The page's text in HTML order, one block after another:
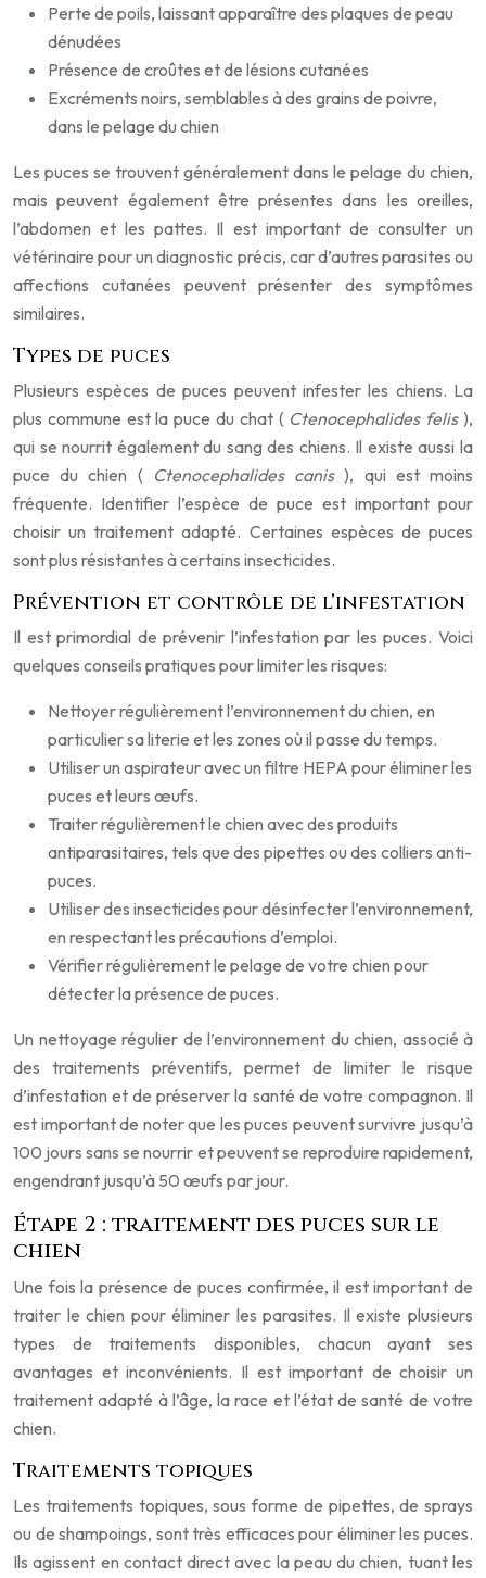
Perte de poils, laissant apparaître des plaques de peau
dénudées
Présence de croûtes et de lésions cutanées
Excréments noirs, semblables à des grains de poivre,
dans le pelage du chien
Les puces se trouvent généralement dans le pelage du chien,
mais peuvent également être présentes dans les oreilles,
l’abdomen et les pattes. Il est important de consulter un
vétérinaire pour un diagnostic précis, car d’autres parasites ou
affections cutanées peuvent présenter des symptômes
similaires.
Types de puces
Plusieurs espèces de puces peuvent infester les chiens. La
plus commune est la puce du chat ( Ctenocephalides felis),
qui se nourrit également du sang des chiens. Il existe aussi la
puce du chien ( Ctenocephalides canis), qui est moins
fréquente. Identifier l’espèce de puce est important pour
choisir un traitement adapté. Certaines espèces de puces
sont plus résistantes à certains insecticides.
Prévention et contrôle de l’infestation
Il est primordial de prévenir l’infestation par les puces. Voici
quelques conseils pratiques pour limiter les risques:
Nettoyer régulièrement l’environnement du chien, en
particulier sa literie et les zones où il passe du temps.
Utiliser un aspirateur avec un filtre HEPA pour éliminer les
puces et leurs œufs.
Traiter régulièrement le chien avec des produits
antiparasitaires, tels que des pipettes ou des colliers anti-
puces.
Utiliser des insecticides pour désinfecter l’environnement,
en respectant les précautions d’emploi.
Vérifier régulièrement le pelage de votre chien pour
détecter la présence de puces.
Un nettoyage régulier de l’environnement du chien, associé à
des traitements préventifs, permet de limiter le risque
d’infestation et de préserver la santé de votre compagnon. Il
est important de noter que les puces peuvent survivre jusqu’à
100 jours sans se nourrir et peuvent se reproduire rapidement,
engendrant jusqu’à 50 œufs par jour.
Étape 2 : traitement des puces sur le
chien
Une fois la présence de puces confirmée, il est important de
traiter le chien pour éliminer les parasites. Il existe plusieurs
types de traitements disponibles, chacun ayant ses
avantages et inconvénients. Il est important de choisir un
traitement adapté à l’âge, la race et l’état de santé de votre
chien.
Traitements topiques
Les traitements topiques, sous forme de pipettes, de sprays
ou de shampoings, sont très efficaces pour éliminer les puces.
Ils agissent en contact direct avec la peau du chien, tuant les